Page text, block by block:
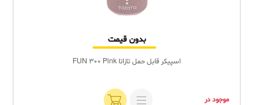
بدون قیمت
اسپیکر قابل حمل تازاتا FUN 300 Pink
موجود در